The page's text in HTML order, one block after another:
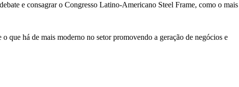
e consagrar o Congresso Latino-Americano Steel Frame, como o
há de mais moderno no setor promovendo a geração de negócios e